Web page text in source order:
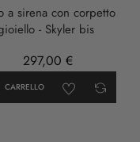
a sirena con corpetto
- Skyler bis
297,00 €
CARRELLO